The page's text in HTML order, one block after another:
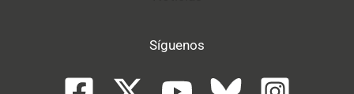
Síguenos